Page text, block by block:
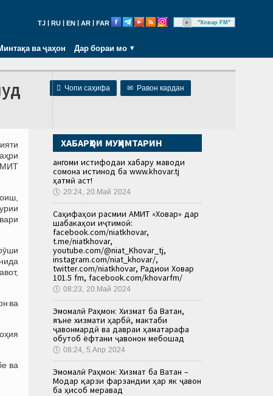
TJ RU EN AR FAR "Ховар FM"
ва ҷаҳон Дар бораи мо
 Чопи саҳифа ✉ Равон кардан
ва
ва
ХАБАРҲОИ МУҲИМТАРИН
Ҳангоми истифодаи хабару маводи
сомона истинод ба www.khovar.tj
ҳатмӣ аст!
🕔 20:24, 20.Май 2024
Саҳифаҳои расмии АМИТ «Ховар» дар
шабакаҳои иҷтимоӣ:
facebook.com/niatkhovar,
t.me/niatkhovar,
youtube.com/@niat_Khovar_tj,
instagram.com/niat_khovar/,
twitter.com/niatkhovar, Радиои Ховар
101.5 fm, facebook.com/khovarfm/
🕔 08:23, 20.Май 2024
Эмомалӣ Раҳмон: Хизмат ба Ватан,
яъне хизмати ҳарбӣ, мактаби
ҷавонмардӣ ва давраи ҳаматарафа
обутоб ёфтани ҷавонон мебошад
🕔 08:24, 5.Апр 2024
Эмомалӣ Раҳмон: Хизмат ба Ватан –
Модар қарзи фарзандии ҳар як ҷавон
ба ҳисоб меравад